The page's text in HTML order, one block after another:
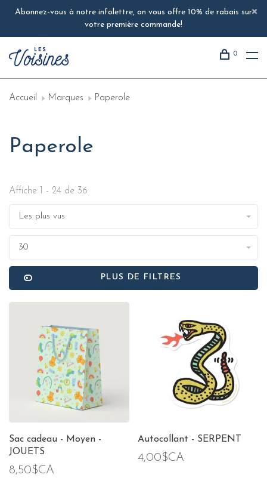
Abonnez-vous à notre infolettre, on vous offre 10% de rabais sur
votre première commande!
0
Accueil Marques Paperole
Paperole
Affiche 1 - 24 de 36
Les plus vus
30
PLUS DE FILTRES
Sac cadeau - Moyen -
JOUETS
8,50$CA
Autocollant - SERPENT
4,00$CA